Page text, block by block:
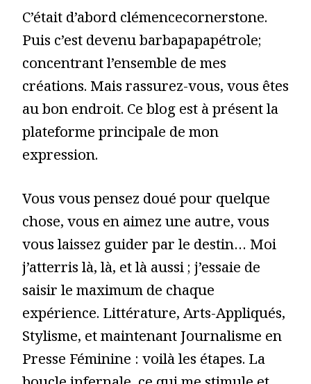
C’était d’abord clémencecornerstone.
Puis c’est devenu barbapapapétrole;
concentrant l’ensemble de mes
créations. Mais rassurez-vous, vous êtes
au bon endroit. Ce blog est à présent la
plateforme principale de mon
expression.
Vous vous pensez doué pour quelque
chose, vous en aimez une autre, vous
vous laissez guider par le destin… Moi
j’atterris là, là, et là aussi ; j’essaie de
saisir le maximum de chaque
expérience. Littérature, Arts-Appliqués,
Stylisme, et maintenant Journalisme en
Presse Féminine : voilà les étapes. La